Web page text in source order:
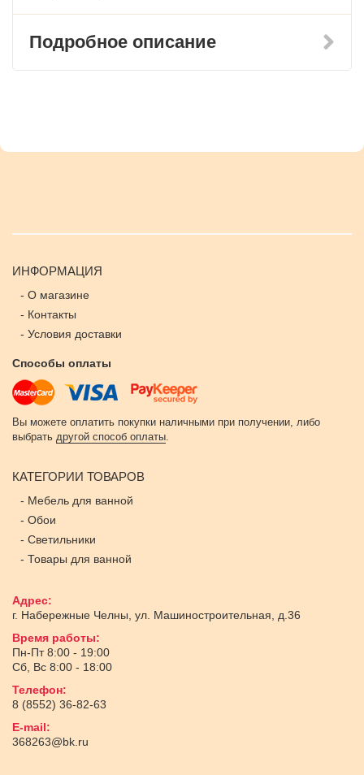
Подробное описание
ИНФОРМАЦИЯ
- О магазине
- Контакты
- Условия доставки
Способы оплаты
Вы можете оплатить покупки наличными при получении, либо
выбрать другой способ оплаты.
КАТЕГОРИИ ТОВАРОВ
- Мебель для ванной
- Обои
- Светильники
- Товары для ванной
Адрес:
г. Набережные Челны ул. Машиностроительная, д.36
Время работы:
Пн-Пт 8:00 - 19:00
Сб, Вс 8:00 - 18:00
Телефон:
8 (8552) 36-82-63
E-mail:
368263@bk.ru